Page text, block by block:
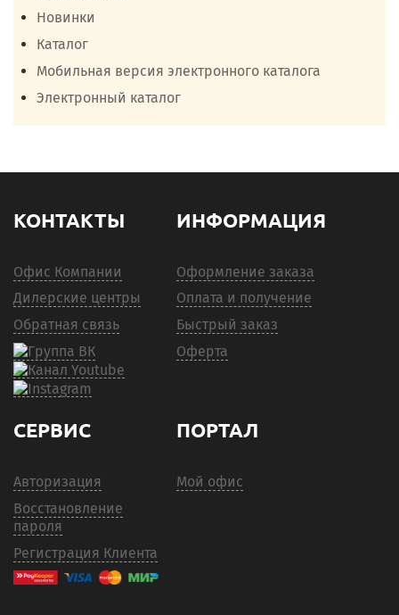
Новинки
Каталог
Мобильная версия электронного каталога
Электронный каталог
КОНТАКТЫ
Офис Компании
Дилерские центры
Обратная связь
ИНФОРМАЦИЯ
Оформление заказа
Оплата и получение
Быстрый заказ
Оферта
СЕРВИС
Авторизация
Восстановление
пароля
Регистрация Клиента
ПОРТАЛ
Мой офис